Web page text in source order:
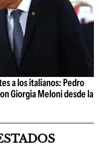
a los italianos: Pedro
Giorgia Meloni desde la